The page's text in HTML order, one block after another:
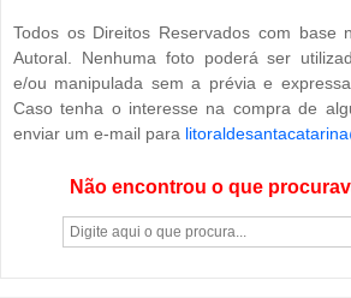
Todos os Direitos Reservados com base
Autoral. Nenhuma foto poderá ser
e/ou manipulada sem a prévia e
Caso tenha o interesse na compra de
enviar um e-mail para
Não encontrou o que